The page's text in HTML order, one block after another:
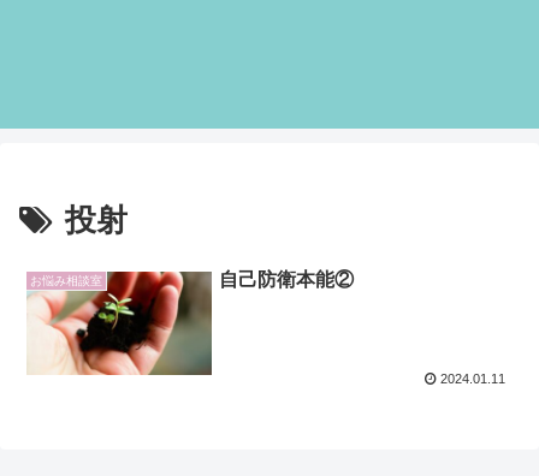
投射
お悩み相談室 自己防衛本能②
2024.01.11